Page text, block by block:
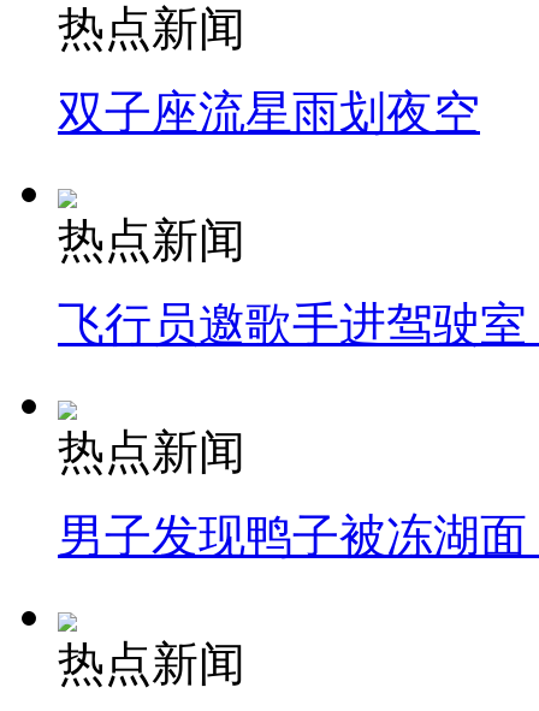
热点新闻
双子座流星雨划夜空
热点新闻
飞行员邀歌手进驾驶
热点新闻
男子发现鸭子被冻湖
热点新闻